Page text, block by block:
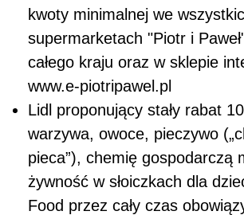
kwoty minimalnej we
supermarketach "Piotr i
całego kraju oraz w sklepie
www.e-piotripawel.pl
Lidl proponujący stały rabat
warzywa, owoce, pieczywo
pieca”), chemię gospodarczą
żywność w słoiczkach dla
Food przez cały czas